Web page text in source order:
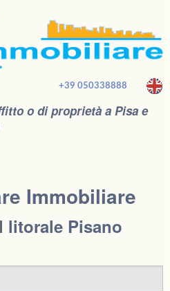
+39 050338888
o di proprietà a Pisa e
Immobiliare
litorale Pisano